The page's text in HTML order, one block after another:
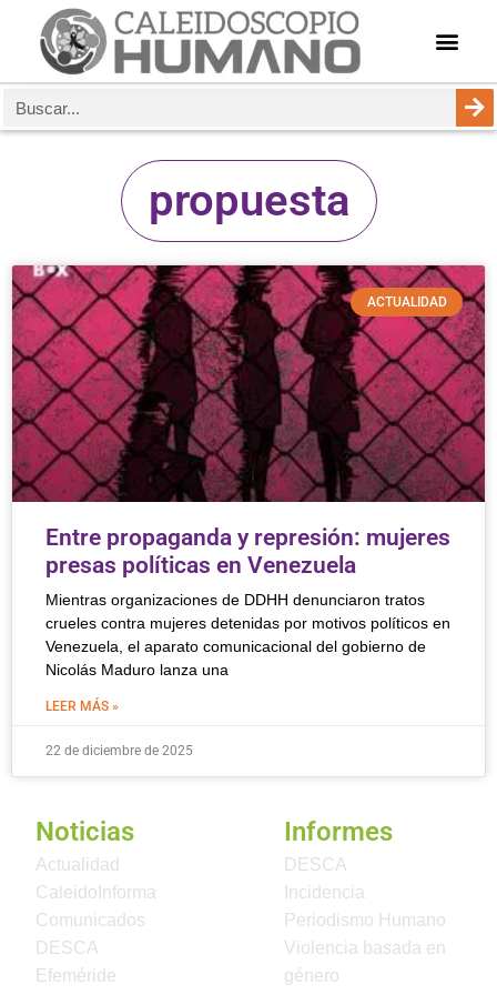
propuesta
ACTUALIDAD
Entre propaganda y represión: mujeres
presas políticas en Venezuela
Mientras organizaciones de DDHH denunciaron tratos
crueles contra mujeres detenidas por motivos políticos en
Venezuela, el aparato comunicacional del gobierno de
Nicolás Maduro lanza una
LEER MÁS »
22 de diciembre de 2025
Noticias
Actualidad
CaleidoInforma
Comunicados
DESCA
Efeméride
Informes
DESCA
Incidencia
Periodismo Humano
Violencia basada en
género